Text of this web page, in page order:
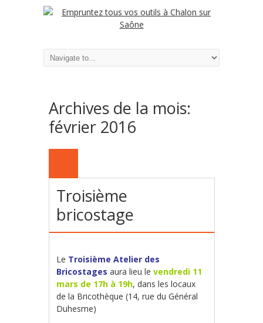
Archives de la mois:
février 2016
Troisième
bricostage
Le Troisième Atelier des
Bricostages aura lieu levendredi 11
mars de 17h à 19h, dans les locaux
de la Bricothèque (14, rue du Général
Duhesme)